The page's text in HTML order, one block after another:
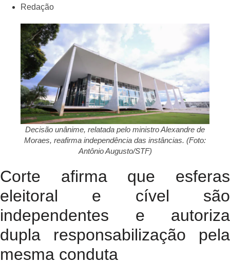
Redação
Decisão unânime, relatada pelo ministro Alexandre de
Moraes, reafirma independência das instâncias. (Foto:
Antônio Augusto/STF)
Corte afirma que esferas
eleitoral e cível são
independentes e autoriza
dupla responsabilização pela
mesma conduta